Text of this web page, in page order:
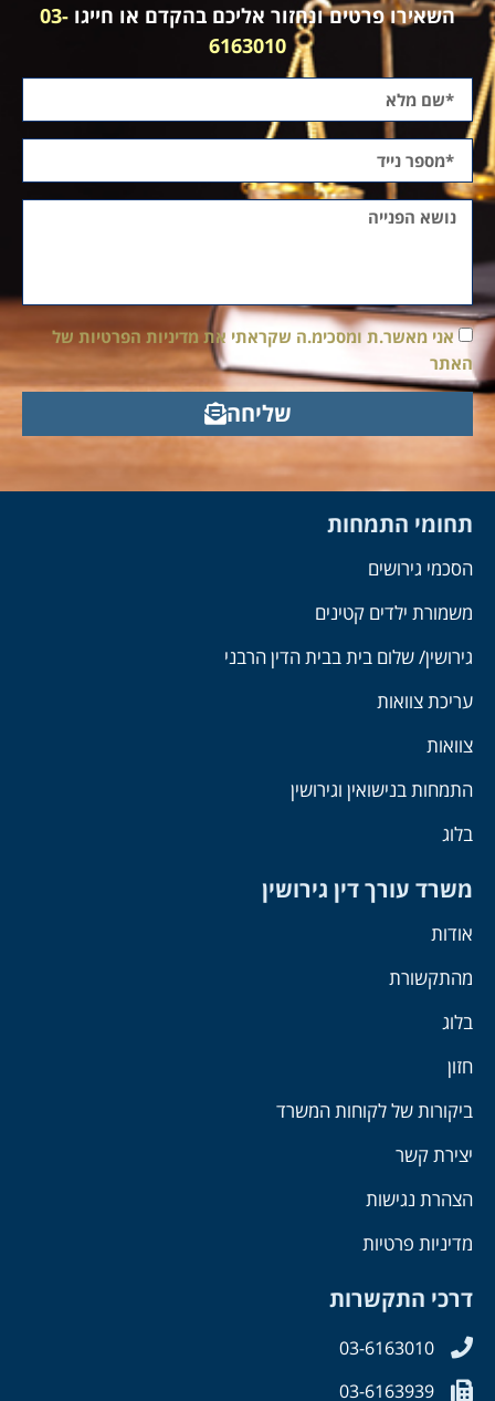
השאירו פרטים ונחזור אליכם בהקדם או חייגו 03-
6163010
אני מאשר.ת ומסכימ.ה שקראתי את מדיניות הפרטיות של
האתר
שליחה
תחומי התמחות
הסכמי גירושים
משמורת ילדים קטינים
גירושין/ שלום בית בבית הדין הרבני
עריכת צוואות
צוואות
התמחות בנישואין וגירושין
בלוג
משרד עורך דין גירושין
אודות
מהתקשורת
בלוג
חזון
ביקורות של לקוחות המשרד
יצירת קשר
הצהרת נגישות
מדיניות פרטיות
דרכי התקשרות
03-6163010
03-6163939